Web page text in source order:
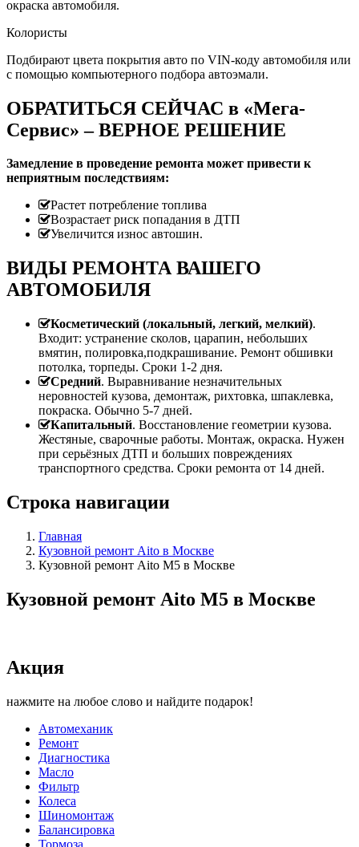
окраска автомобиля.
Колористы
Подбирают цвета покрытия авто по VIN-коду автомобиля или
с помощью компьютерного подбора автоэмали.
ОБРАТИТЬСЯ СЕЙЧАС в «Мега-
Сервис» – ВЕРНОЕ РЕШЕНИЕ
Замедление в проведение ремонта может привести к
неприятным последствиям:
Растет потребление топлива
Возрастает риск попадания в ДТП
Увеличится износ автошин.
ВИДЫ РЕМОНТА ВАШЕГО
АВТОМОБИЛЯ
Косметический (локальный, легкий, мелкий).
Входит: устранение сколов, царапин, небольших
вмятин, полировка,подкрашивание. Ремонт обшивки
потолка, торпеды. Сроки 1-2 дня.
Средний. Выравнивание незначительных
неровностей кузова, демонтаж, рихтовка, шпаклевка,
покраска. Обычно 5-7 дней.
Капитальный. Восстановление геометрии кузова.
Жестяные, сварочные работы. Монтаж, окраска. Нужен
при серьёзных ДТП и больших повреждениях
транспортного средства. Сроки ремонта от 14 дней.
Строка навигации
Главная
Кузовной ремонт Aito в Москве
Кузовной ремонт Aito M5 в Москве
Кузовной ремонт Aito M5 в Москве
Акция
нажмите на любое слово и найдите подарок!
Автомеханик
Ремонт
Диагностика
Масло
Фильтр
Колеса
Шиномонтаж
Балансировка
Тормоза